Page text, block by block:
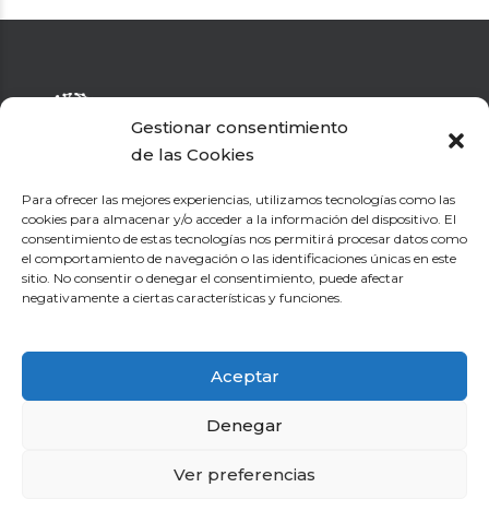
Gestionar consentimiento
de las Cookies
Para ofrecer las mejores experiencias, utilizamos tecnologías como las
cookies para almacenar y/o acceder a la información del dispositivo. El
consentimiento de estas tecnologías nos permitirá procesar datos como
el comportamiento de navegación o las identificaciones únicas en este
sitio. No consentir o denegar el consentimiento, puede afectar
negativamente a ciertas características y funciones.
Aceptar
Denegar
Ver preferencias
enfermedad neurológica que pueda afectar al cerebro, la
médula espinal, los nervios periféricos o los músculos.
Testimonios
Patologías Tratadas
Aplicaciones y Webs de interés
Webs de interés
Copyright 2025. Todos los derechos reservados.